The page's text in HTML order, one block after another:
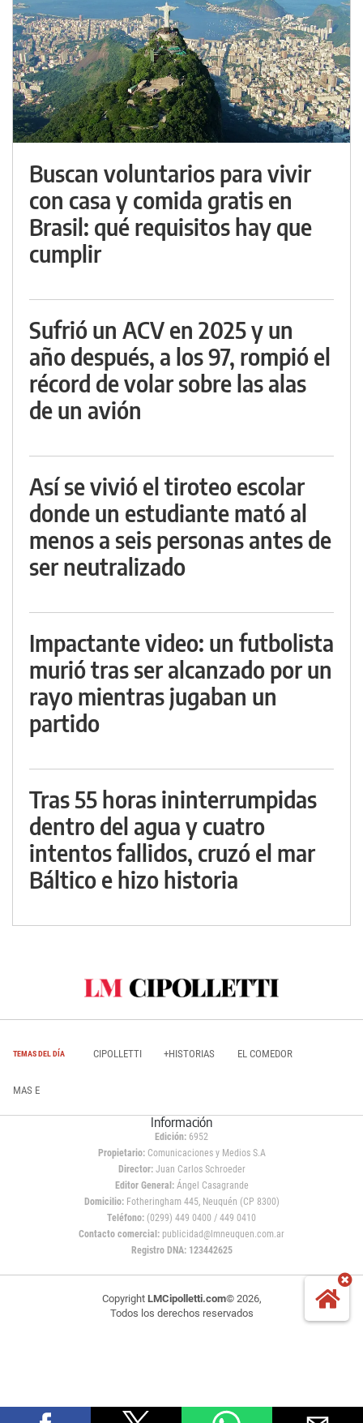
Buscan voluntarios para vivir
con casa y comida gratis en
Brasil: qué requisitos hay que
cumplir
Sufrió un ACV en 2025 y un
año después, a los 97, rompió el
récord de volar sobre las alas
de un avión
Así se vivió el tiroteo escolar
donde un estudiante mató al
menos a seis personas antes de
ser neutralizado
Impactante video: un futbolista
murió tras ser alcanzado por un
rayo mientras jugaban un
partido
Tras 55 horas ininterrumpidas
dentro del agua y cuatro
intentos fallidos, cruzó el mar
Báltico e hizo historia
TEMAS DEL DÍA CIPOLLETTI +HISTORIAS EL COMEDOR
MAS E
Información
Edición: 6952
Propietario:Comunicaciones y Medios S.A
Director: Juan Carlos Schroeder
Editor General:Ángel Casagrande
Domicilio:Fotheringham 445, Neuquén (CP 8300)
Teléfono: (0299) 449 0400 / 449 0410
Contacto comercial: publicidad@lmneuquen.com.ar
Registro DNA: 123442625
Copyright LMCipolletti.com© 2026,
Todos los derechos reservados